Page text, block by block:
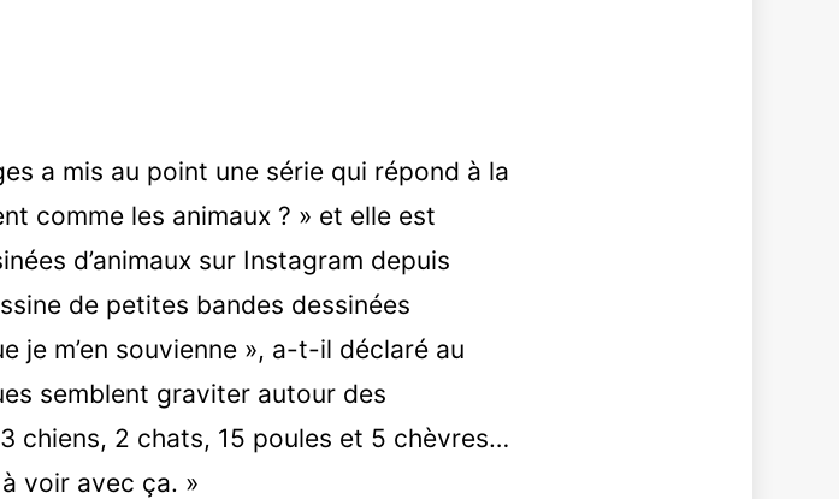
a mis au point une série qui répond à la
comme les animaux ? » et elle est
d’animaux sur Instagram depuis
de petites bandes dessinées
je m’en souvienne », a-t-il déclaré au
semblent graviter autour des
chiens, 2 chats, 15 poules et 5 chèvres…
voir avec ça. »